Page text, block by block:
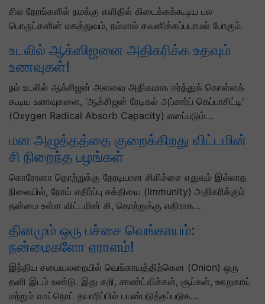
சில நேரங்களில் நமக்கு எளிதில் கிடைக்கக்கூடிய பல
பொருட்களின் மகத்துவம், நம்மால் கவனிக்கப்படாமல் போகும்.
உடலில் ஆக்ஸிஜனை அதிகரிக்க உதவும்
உணவுகள்!
நம் உடலில் ஆக்சிஜன் அளவை அதிகமாக ஈர்த்துக் கொள்ளக்
கூடிய உணவுகளை, 'ஆக்சிஜன் ரேடிகல் அப்சார்ப் கெப்பாசிட்டி'
(Oxygen Radical Absorb Capacity) எனப்படும்…
மன அழுத்தத்தை குறைக்கிறது விட்டமின்
சி நிறைந்த பழங்கள்
கொரோனா தொற்றுக்கு நேரடியான சிகிச்சை எதுவும் இல்லாத
நிலையில், நோய் எதிர்ப்பு சக்தியை (Immunity) அதிகரிக்கும்
தன்மை உள்ள விட்டமின் சி, தொற்றுக்கு எதிராக…
தினமும் ஒரு பச்சை வெங்காயம்:
நன்மைகளோ ஏராளம்!
இந்திய சமையலறையில் வெங்காயத்திற்கென (Onion) ஒரு
தனி இடம் உண்டு. இது கறி, சாண்ட்விச்கள், சூப்கள், ஊறுகாய்
மற்றும் வாட்நொட் தயாரிப்பில் பயன்படுத்தப்படுக…